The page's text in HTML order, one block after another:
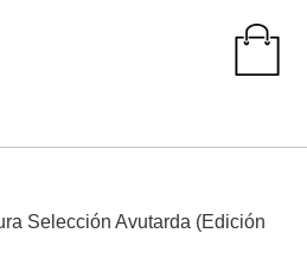
Selección Avutarda (Edición